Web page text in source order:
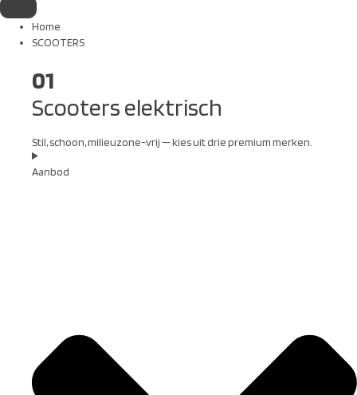
Home
SCOOTERS
01
Scooters elektrisch
Stil, schoon, milieuzone-vrij — kies uit drie premium merken.
Aanbod